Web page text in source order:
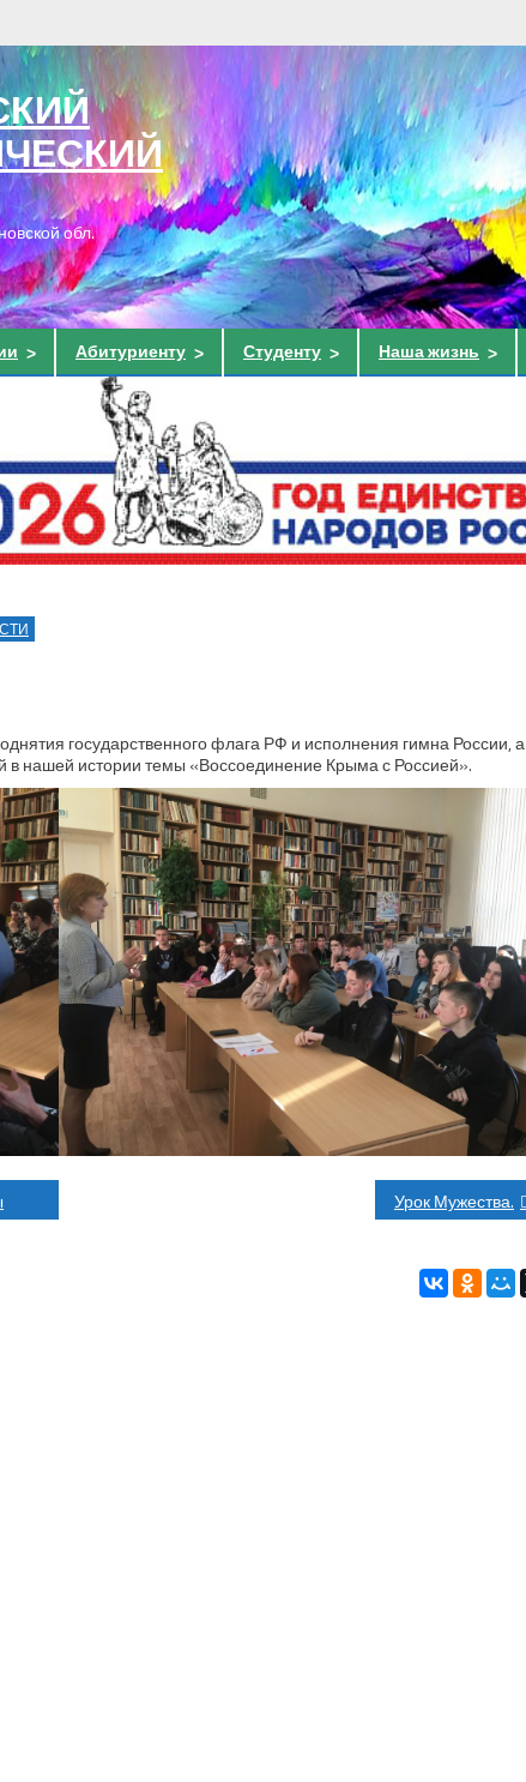
обл.
Абитуриенту Студенту Наша жизнь
государственного флага РФ и исполнения гимна России, а
истории темы «Воссоединение Крыма с Россией».
Урок Мужества.